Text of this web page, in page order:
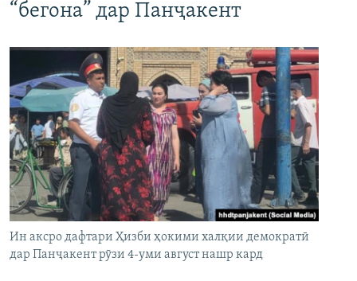
“бегона” дар Панҷакент
Ин аксро дафтари Ҳизби ҳокими халқии демократӣ
дар Панҷакент рӯзи 4-уми август нашр кард